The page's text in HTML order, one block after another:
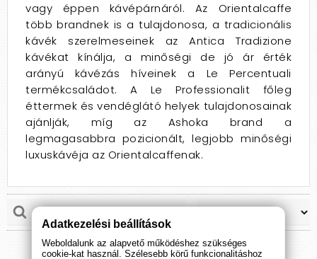
vagy éppen kávépárnáról. Az Orientalcaffe
több brandnek is a tulajdonosa, a tradicionális
kávék szerelmeseinek az Antica Tradizione
kávékat kínálja, a minőségi de jó ár érték
arányú kávézás híveinek a Le Percentuali
termékcsaládot. A Le Professionalit főleg
éttermek és vendéglátó helyek tulajdonosainak
ajánlják, míg az Ashoka brand a
legmagasabbra pozicionált, legjobb minőségi
luxuskávéja az Orientalcaffenak.
Adatkezelési beállítások
Weboldalunk az alapvető működéshez szükséges
cookie-kat használ. Szélesebb körű funkcionalitáshoz